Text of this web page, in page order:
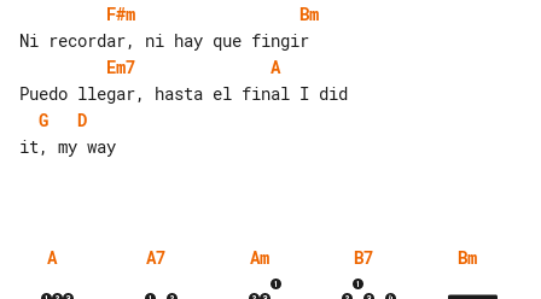
F#m
Bm
Em7
A
G
D
it, my way
A A7 Am B7 Bm